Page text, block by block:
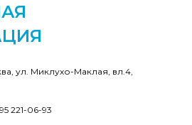
ул. Миклухо-Маклая, вл.4,
221-06-93